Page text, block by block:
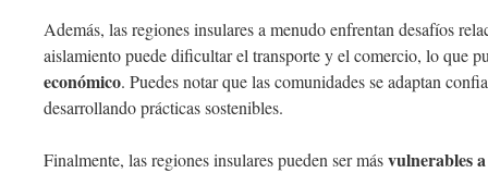
Además, las regiones insulares a menudo enfrentan desafíos
aislamiento puede dificultar el transporte y el comercio, lo que
económico. Puedes notar que las comunidades se adaptan
desarrollando prácticas sostenibles.
Finalmente, las regiones insulares pueden ser másvulnerables